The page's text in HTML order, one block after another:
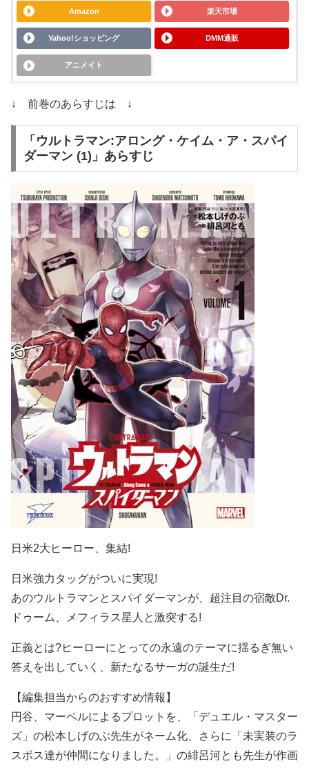
Amazon 楽天市場
Yahoo!ショッピング DMM通販
アニメイト
↓ 前巻のあらすじは ↓
「ウルトラマン:アロング・ケイム・ア・スパイ
ダーマン (1)」あらすじ
日米2大ヒーロー、集結!
日米強力タッグがついに実現!
あのウルトラマンとスパイダーマンが、超注目の宿敵Dr.
ドゥーム、メフィラス星人と激突する!
正義とは?ヒーローにとっての永遠のテーマに揺るぎ無い
答えを出していく、新たなるサーガの誕生だ!
【編集担当からのおすすめ情報】
円谷、マーベルによるプロットを、「デュエル・マスター
ズ」の松本しげのぶ先生がネーム化、さらに「未実装のラ
スボス達が仲間になりました。」の緋呂河とも先生が作画